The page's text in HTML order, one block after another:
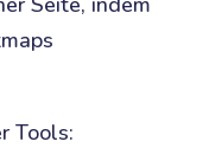
Tools: